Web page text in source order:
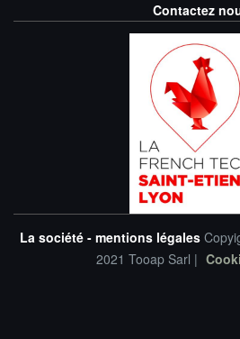
Contactez
La société - mentions légales
2021 Tooap Sarl |